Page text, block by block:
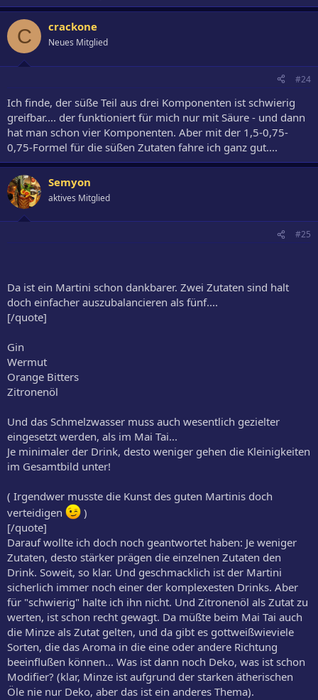
C crackone
Neues Mitglied
#24
Ich finde, der süße Teil aus drei Komponenten ist schwierig
greifbar.... der funktioniert für mich nur mit Säure - und dann
hat man schon vier Komponenten. Aber mit der 1,5-0,75-
0,75-Formel für die süßen Zutaten fahre ich ganz gut....
Semyon
aktives Mitglied
#25
Da ist ein Martini schon dankbarer. Zwei Zutaten sind halt
doch einfacher auszubalancieren als fünf....
[/quote]
Gin
Wermut
Orange Bitters
Zitronenöl
Und das Schmelzwasser muss auch wesentlich gezielter
eingesetzt werden, als im Mai Tai...
Je minimaler der Drink, desto weniger gehen die Kleinigkeiten
im Gesamtbild unter!
( Irgendwer musste die Kunst des guten Martinis doch
verteidigen
)
[/quote]
Darauf wollte ich doch noch geantwortet haben: Je weniger
Zutaten, desto stärker prägen die einzelnen Zutaten den
Drink. Soweit, so klar. Und geschmacklich ist der Martini
sicherlich immer noch einer der komplexesten Drinks. Aber
für "schwierig" halte ich ihn nicht. Und Zitronenöl als Zutat zu
werten, ist schon recht gewagt. Da müßte beim Mai Tai auch
die Minze als Zutat gelten, und da gibt es gottweißwieviele
Sorten, die das Aroma in die eine oder andere Richtung
beeinflußen können... Was ist dann noch Deko, was ist schon
Modifier? (klar, Minze ist aufgrund der starken ätherischen
Öle nie nur Deko, aber das ist ein anderes Thema).